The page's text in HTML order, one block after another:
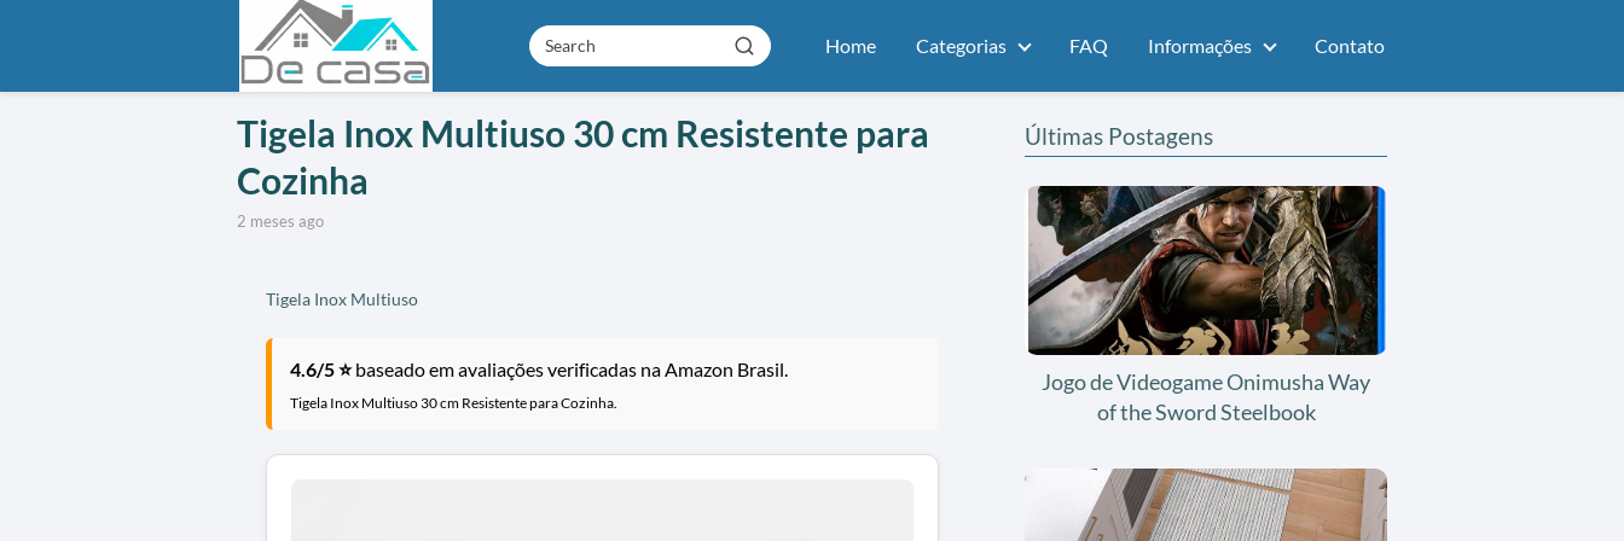
Home Categorias FAQ Informações Contato
Tigela Inox Multiuso 30 cm Resistente para
Cozinha
2 meses ago
Tigela Inox Multiuso
4.6/5 ⭐baseado em avaliações verificadas na Amazon Brasil.
Tigela Inox Multiuso 30 cm Resistente para Cozinha.
Últimas Postagens
Jogo de Videogame Onimusha Way
of the Sword Steelbook